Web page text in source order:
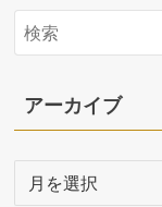
アーカイブ